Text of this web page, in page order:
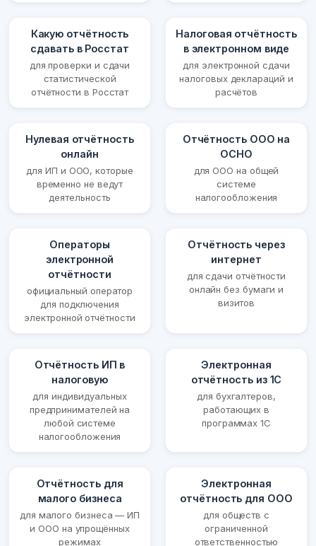
Какую отчётность
сдавать в Росстат
для проверки и сдачи
статистической
отчётности в Росстат
Налоговая отчётность
в электронном виде
для электронной сдачи
налоговых деклараций и
расчётов
Нулевая отчётность
онлайн
для ИП и ООО, которые
временно не ведут
деятельность
Отчётность ООО на
ОСНО
для ООО на общей
системе
налогообложения
Операторы
электронной
отчётности
официальный оператор
для подключения
электронной отчётности
Отчётность через
интернет
для сдачи отчётности
онлайн без бумаги и
визитов
Отчётность ИП в
налоговую
для индивидуальных
предпринимателей на
любой системе
налогообложения
Электронная
отчётность из 1С
для бухгалтеров,
работающих в
программах 1С
Отчётность для
малого бизнеса
для малого бизнеса — ИП
и ООО на упрощённых
режимах
Электронная
отчётность для ООО
для обществ с
ограниченной
ответственностью